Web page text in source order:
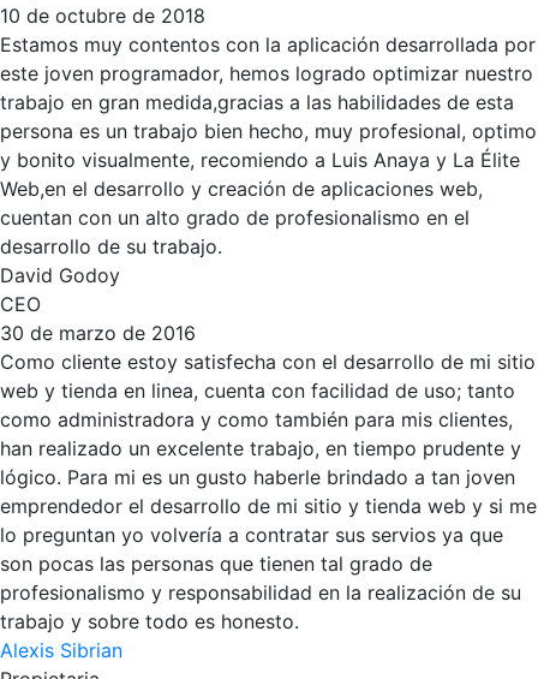
10 de octubre de 2018
Estamos muy contentos con la aplicación desarrollada por
este joven programador, hemos logrado optimizar nuestro
trabajo en gran medida,gracias a las habilidades de esta
persona es un trabajo bien hecho, muy profesional, optimo
y bonito visualmente, recomiendo a Luis Anaya y La Élite
Web,en el desarrollo y creación de aplicaciones web,
cuentan con un alto grado de profesionalismo en el
desarrollo de su trabajo.
David Godoy
CEO
30 de marzo de 2016
Como cliente estoy satisfecha con el desarrollo de mi sitio
web y tienda en linea, cuenta con facilidad de uso; tanto
como administradora y como también para mis clientes,
han realizado un excelente trabajo, en tiempo prudente y
lógico. Para mi es un gusto haberle brindado a tan joven
emprendedor el desarrollo de mi sitio y tienda web y si me
lo preguntan yo volvería a contratar sus servios ya que
son pocas las personas que tienen tal grado de
profesionalismo y responsabilidad en la realización de su
trabajo y sobre todo es honesto.
Alexis Sibrian